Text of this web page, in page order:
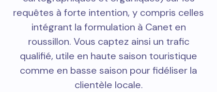
requêtes à forte intention, y compris celles
intégrant la formulation à Canet en
roussillon. Vous captez ainsi un trafic
qualifié, utile en haute saison touristique
comme en basse saison pour fidéliser la
clientèle locale.